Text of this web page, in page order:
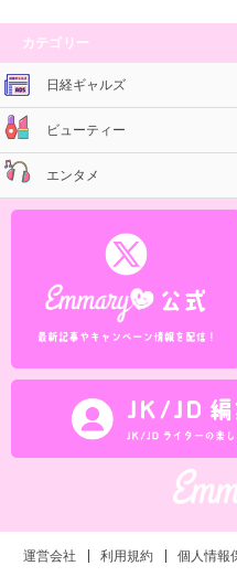
カテゴリー
日経ギャルズ
ビューティー
エンタメ
運営会社 利用規約 個人情報